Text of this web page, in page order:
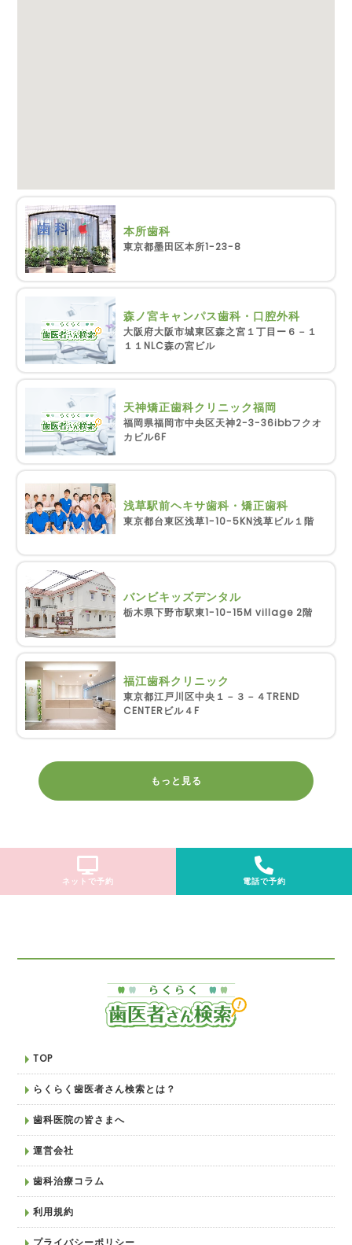
本所歯科
東京都墨田区本所1-23-8
森ノ宮キャンパス歯科・口腔外科
大阪府大阪市城東区森之宮１丁目ー６－１
１１NLC森の宮ビル
天神矯正歯科クリニック福岡
福岡県福岡市中央区天神2-3-36ibbフクオ
カビル6F
浅草駅前ヘキサ歯科・矯正歯科
東京都台東区浅草1-10-5KN浅草ビル１階
バンビキッズデンタル
栃木県下野市駅東1-10-15M village 2階
福江歯科クリニック
東京都江戸川区中央１－３－４TREND
CENTERビル４F
もっと見る
ネットで予約 電話で予約
TOP
らくらく歯医者さん検索とは？
歯科医院の皆さまへ
運営会社
歯科治療コラム
利用規約